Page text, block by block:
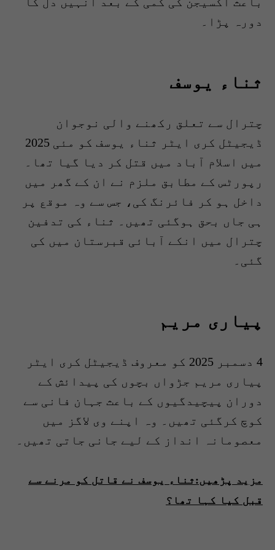
دورہ پڑا۔
ثناء یوسف
چترال سے تعلق رکھنے والی نوجوان
ڈیجیٹل کری ایٹر ثناء یوسف کو مئی 2025
میں اسلام آباد میں قتل کر دیا گیا تھا۔
رپورٹس کے مطابق ملزم نے ان کے گھر میں
داخل ہو کر فائرنگ کی، جس سے وہ موقع پر
ہی جاں بحق ہوگئی تھیں۔ ثناء کی تدفین
چترال میں انکے آبائی قبرستان میں کی
گئی۔
پیاری مریم
4 دسمبر 2025 کو معروف ڈیجیٹل کری ایٹر
پیاری مریم جڑواں بچوں کی پیدائش کے
دوران پیچیدگیوں کے باعث جہان فانی سے
کوچ کرگئی تھیں۔ وہ اپنے وی لاگز میں
معصومانہ انداز کے لیے جانی جاتی تھیں۔
مزید پڑھیں:ثناء یوسف نے قاتل کو مرنے سے
قبل کیا کہا تھا؟